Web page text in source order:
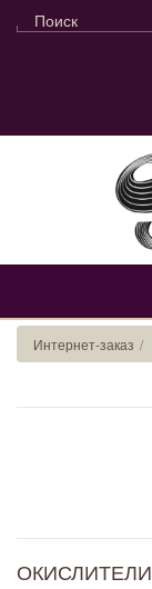
Интернет-заказ
ОКИСЛИТЕЛИ